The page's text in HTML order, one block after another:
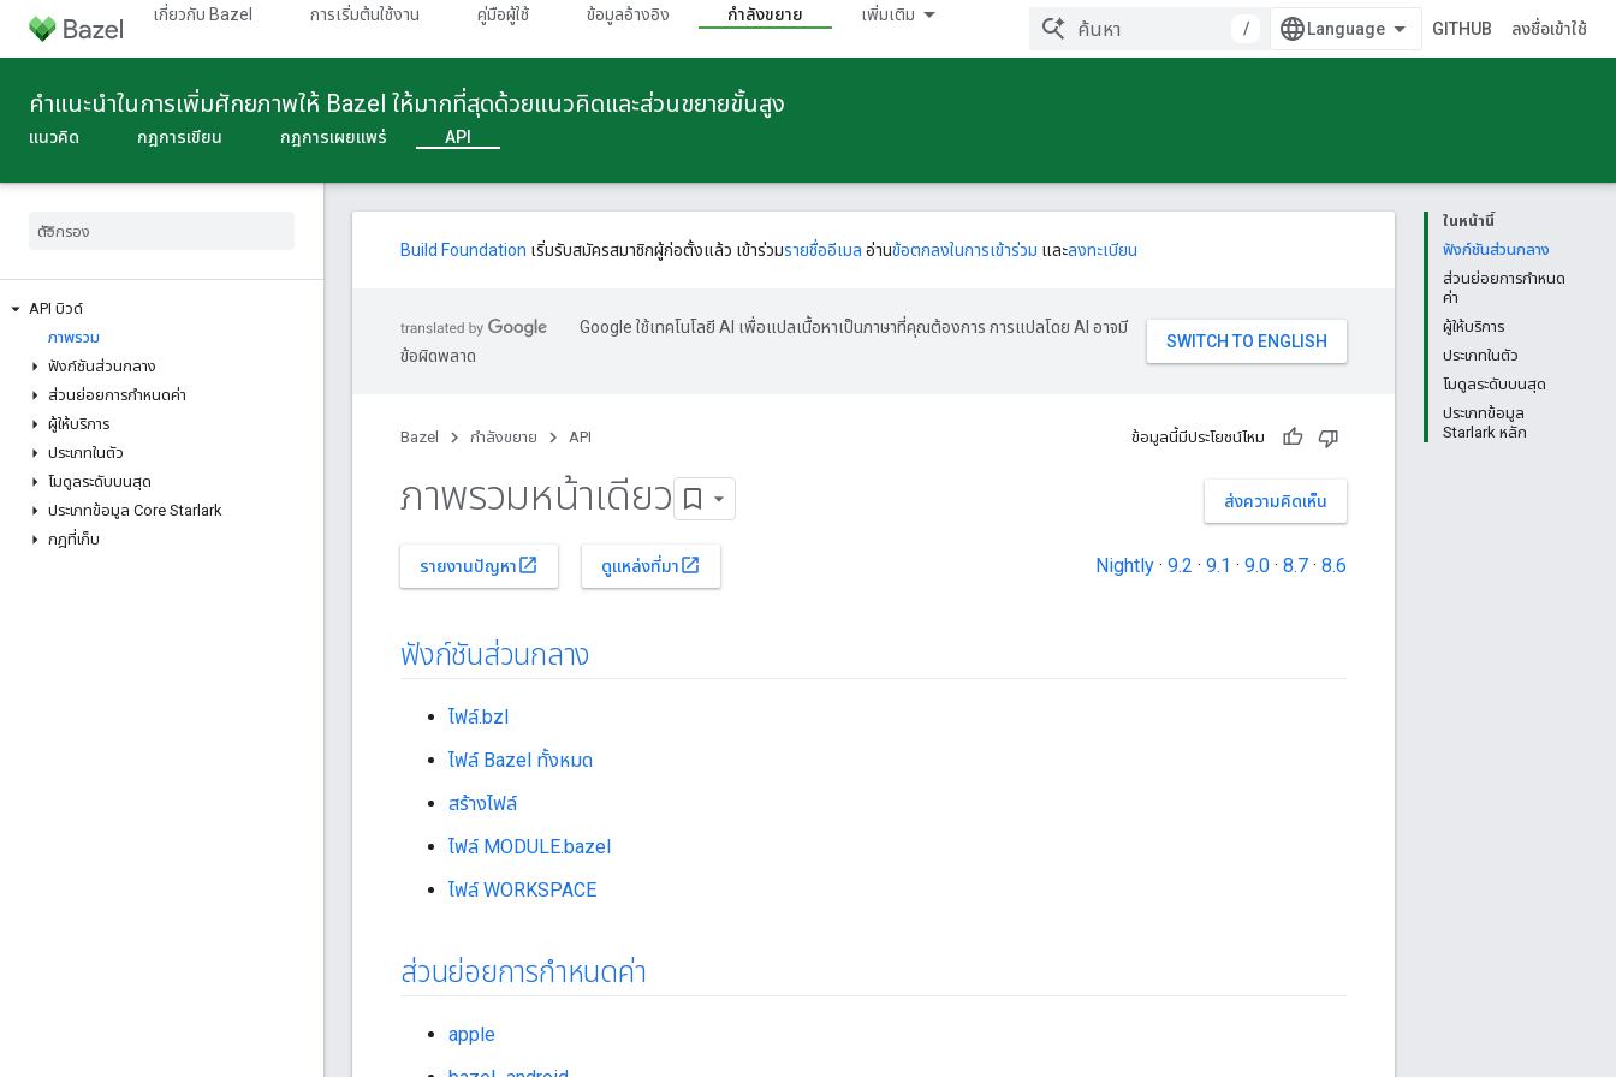
เกี่ยวกับ Bazel การเริ่มต้นใช้งาน คู่มือผู้ใช้ ข้อมูลอ้างอิง กําลังขยาย เพิ่มเติม
/ GITHUB ลงชื่อเข้าใช้
คําแนะนําในการเพิ่มศักยภาพให้ Bazel ให้มากที่สุดด้วยแนวคิดและส่วนขยายขั้นสูง
แนวคิด กฎการเขียน กฎการเผยแพร่ API
API บิวด์
ภาพรวม
ฟังก์ชันส่วนกลาง
ส่วนย่อยการกําหนดค่า
ผู้ให้บริการ
ประเภทในตัว
โมดูลระดับบนสุด
ประเภทข้อมูล Core Starlark
กฎที่เก็บ
ในหน้านี้
ฟังก์ชันส่วนกลาง
ส่วนย่อยการกำหนด
ค่า
ผู้ให้บริการ
ประเภทในตัว
โมดูลระดับบนสุด
ประเภทข้อมูล
Starlark หลัก
Build Foundation เริ่มรับสมัครสมาชิกผู้ก่อตั้งแล้ว เข้าร่วมรายชื่ออีเมล อ่านข้อตกลงในการเข้าร่วม และลงทะเบียน
Google ใช้เทคโนโลยี AI เพื่อแปลเนื้อหาเป็นภาษาที่คุณต้องการ การแปลโดย AI อาจมี
ข้อผิดพลาด
Bazel กําลังขยาย API ข้อมูลนี้มีประโยชน์ไหม
ส่งความคิดเห็น
ภาพรวมหน้าเดียว
รายงานปัญหา open_in_new ดูแหล่งที่มา open_in_new Nightly · 9.2 · 9.1 · 9.0 · 8.7 · 8.6
ฟังก์ชันส่วนกลาง
ไฟล์.bzl
ไฟล์ Bazel ทั้งหมด
สร้างไฟล์
ไฟล์ MODULE.bazel
ไฟล์ WORKSPACE
ส่วนย่อยการกำหนดค่า
apple